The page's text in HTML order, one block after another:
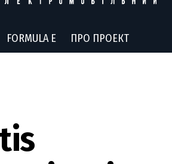
FORMULA E ПРО ПРОЕКТ